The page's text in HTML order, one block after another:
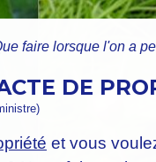
faire lorsque l'on a
DE
et vous